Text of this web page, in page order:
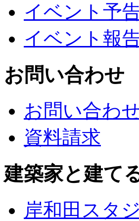
イベント予
イベント報
お問い合わせ
お問い合わ
資料請求
建築家と建て
岸和田スタ